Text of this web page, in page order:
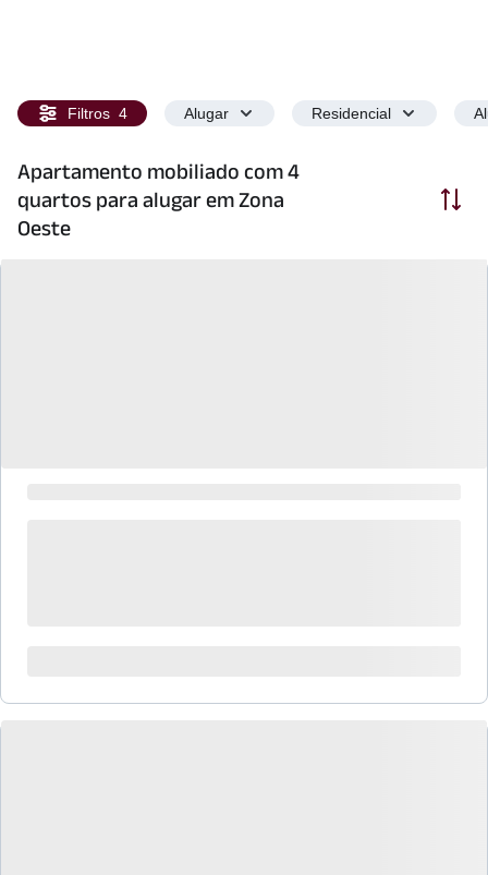
Filtros 4 Alugar Residencial
Apartamento mobiliado com 4
quartos para alugar em Zona
Oeste
Ordenar